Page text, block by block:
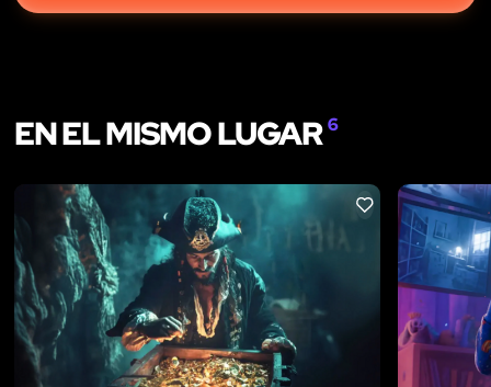
EN EL MISMO LUGAR6
LIKE